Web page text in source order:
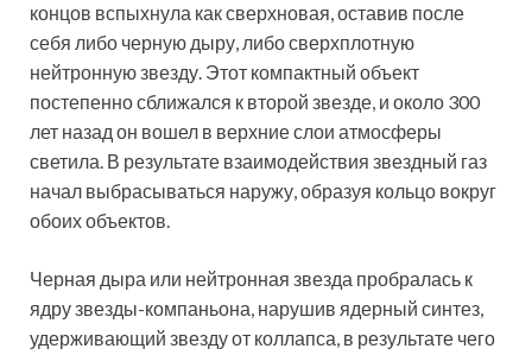
концов вспыхнула как сверхновая, оставив после
себя либо черную дыру, либо сверхплотную
нейтронную звезду. Этот компактный объект
постепенно сближался к второй звезде, и около 300
лет назад он вошел в верхние слои атмосферы
светила. В результате взаимодействия звездный газ
начал выбрасываться наружу, образуя кольцо вокруг
обоих объектов.
Черная дыра или нейтронная звезда пробралась к
ядру звезды-компаньона, нарушив ядерный синтез,
удерживающий звезду от коллапса, в результате чего